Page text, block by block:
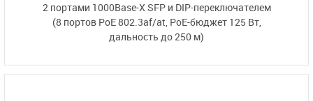
2 портами 1000Base-X SFPи DIP-переключателем
(8 портов PoE 802.3af/at, PoE-бюджет 125 Вт,
дальность до 250 м)